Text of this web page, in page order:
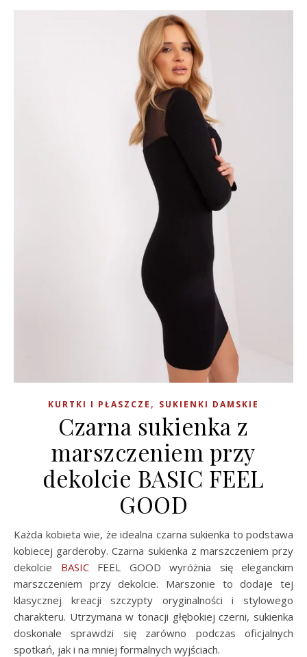
KURTKI I PŁASZCZE , SUKIENKI DAMSKIE
Czarna sukienka z
marszczeniem przy
dekolcie BASIC FEEL
GOOD
Każda kobieta wie, że idealna czarna sukienka to podstawa
kobiecej garderoby. Czarna sukienka z marszczeniem przy
dekolcie BASICFEEL GOOD wyróżnia się eleganckim
marszczeniem przy dekolcie. Marszonie to dodaje tej
klasycznej kreacji szczypty oryginalności i stylowego
charakteru. Utrzymana w tonacji głębokiej czerni, sukienka
doskonale sprawdzi się zarówno podczas oficjalnych
spotkań, jak i na mniej formalnych wyjściach.